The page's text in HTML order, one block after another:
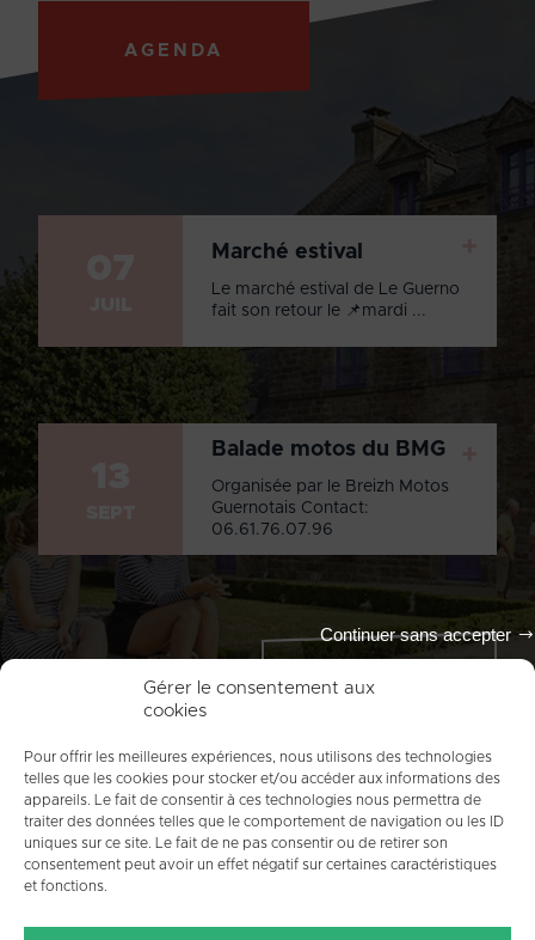
Gérer le consentement aux
cookies
Pour offrir les meilleures expériences, nous utilisons des technologies
telles que les cookies pour stocker et/ou accéder aux informations des
appareils. Le fait de consentir à ces technologies nous permettra de
traiter des données telles que le comportement de navigation ou les ID
uniques sur ce site. Le fait de ne pas consentir ou de retirer son
consentement peut avoir un effet négatif sur certaines caractéristiques
et fonctions.
Continuer sans accepter
AGENDA
Marché estival
Le marché estival de Le Guerno
fait son retour le 📌mardi ...
Balade motos du BMG
Organisée par le Breizh Motos
Guernotais Contact:
06.61.76.07.96